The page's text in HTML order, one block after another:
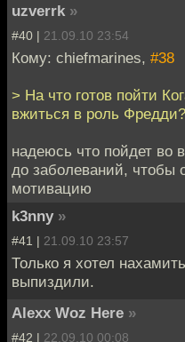
uzverrk »
#40 | 21.09.10 23:54
Кому: chiefmarines, #38
> На что готов пойти
вжиться в роль
надеюсь что пойдет во
до заболеваний, чтобы
мотивацию
k3nny »
#41 | 21.09.10 23:57
Только я хотел
выпиздили.
Alexx Woz Here »
#42 | 22.09.10 00:08